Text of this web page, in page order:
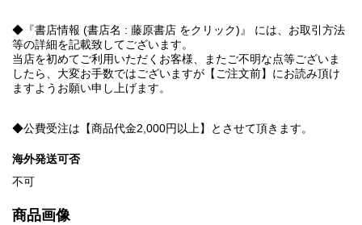
◆『書店情報 (書店名 : 藤原書店 をクリック)』 には、お取引方法
等の詳細を記載致してございます。
当店を初めてご利用いただくお客様、またご不明な点等ございま
したら、大変お手数ではございますが【ご注文前】にお読み頂け
ますようお願い申し上げます。
◆公費受注は【商品代金2,000円以上】とさせて頂きます。
海外発送可否
不可
商品画像